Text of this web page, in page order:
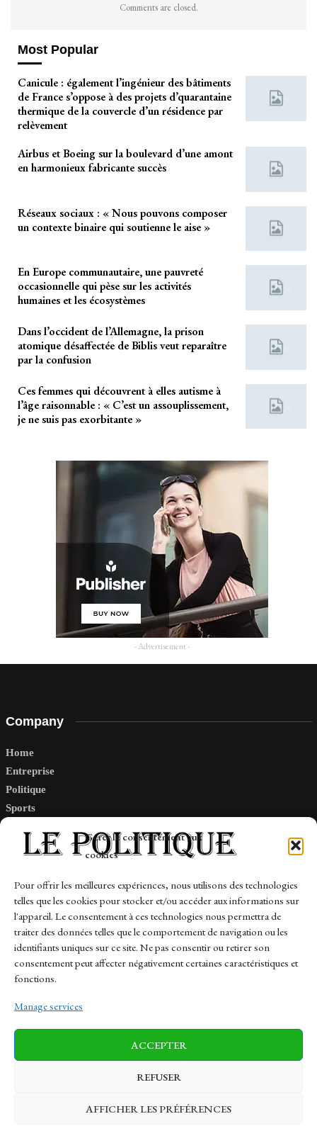
Gérer le consentement aux
cookies
Pour offrir les meilleures expériences, nous utilisons des technologies
telles que les cookies pour stocker et/ou accéder aux informations sur
l'appareil. Le consentement à ces technologies nous permettra de
traiter des données telles que le comportement de navigation ou les
identifiants uniques sur ce site. Ne pas consentir ou retirer son
consentement peut affecter négativement certaines caractéristiques et
fonctions.
Manage services
ACCEPTER
REFUSER
AFFICHER LES PRÉFÉRENCES
Comments are closed.
Most Popular
Canicule : également l’ingénieur des bâtiments
de France s’oppose à des projets d’quarantaine
thermique de la couvercle d’un résidence par
relèvement
Airbus et Boeing sur la boulevard d’une amont
en harmonieux fabricante succès
Réseaux sociaux : « Nous pouvons composer
un contexte binaire qui soutienne le aise »
En Europe communautaire, une pauvreté
occasionnelle qui pèse sur les activités
humaines et les écosystèmes
Dans l’occident de l’Allemagne, la prison
atomique désaffectée de Biblis veut reparaître
par la confusion
Ces femmes qui découvrent à elles autisme à
l’âge raisonnable : « C’est un assouplissement,
je ne suis pas exorbitante »
- Advertisement -
Company
Home
Entreprise
Politique
Sports
Links
Contact
Sitemap
News Finance-Marches Politics
Business Tech Health Sports Travel
© 1997-2026 - lepolitique.net. All Rights Reserved.